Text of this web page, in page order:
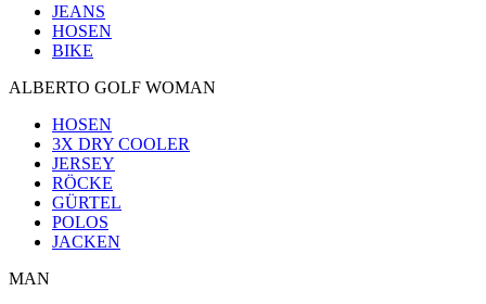
JEANS
HOSEN
BIKE
ALBERTO GOLF WOMAN
HOSEN
3X DRY COOLER
JERSEY
RÖCKE
GÜRTEL
POLOS
JACKEN
MAN